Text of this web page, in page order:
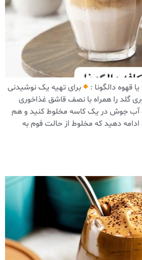
قهوه دالگونا :
برای تهیه یک نوشیدنی
گلد را همراه با نصف قاشق غذاخوری
آب جوش در یک کاسه مخلوط کنید و هم
ادامه دهید که مخلوط از حالت فوم به